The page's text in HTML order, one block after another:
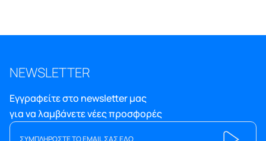
NEWSLETTER
Εγγραφείτε στο newsletter μας
για να λαμβάνετε νέες προσφορές